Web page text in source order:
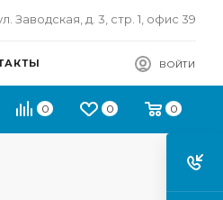
Заводская, д. 3, стр. 1, офис 39
ВОЙТИ
0 0 0